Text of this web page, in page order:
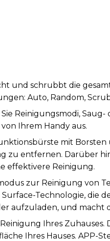
und schrubbt die
Auto, Random,
Reinigungsmodi,
Ihrem Handy aus.
mit Borsten
entfernen. Darüber
effektivere Reinigung.
zur Reinigung von
Technologie, die
aufzuladen, und macht
Ihres Zuhauses.
Ihres Hauses. APP-